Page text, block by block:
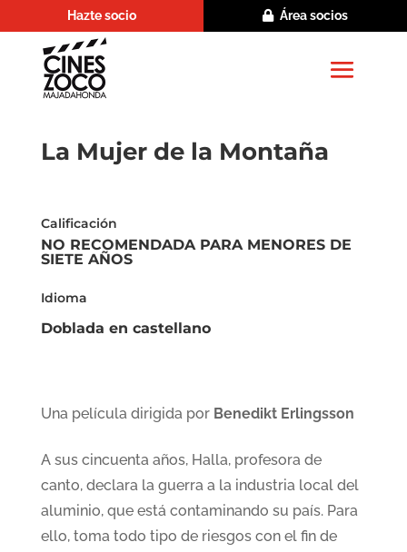
Hazte socio Área socios
La Mujer de la Montaña
Calificación
NO RECOMENDADA PARA MENORES DE
SIETE AÑOS
Idioma
Doblada en castellano
Una película dirigida por Benedikt Erlingsson
A sus cincuenta años, Halla, profesora de
canto, declara la guerra a la industria local del
aluminio, que está contaminando su país. Para
ello, toma todo tipo de riesgos con el fin de